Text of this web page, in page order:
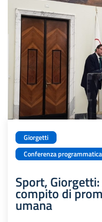
Giorgetti
Conferenza programmatica
Sport,
compito di
umana